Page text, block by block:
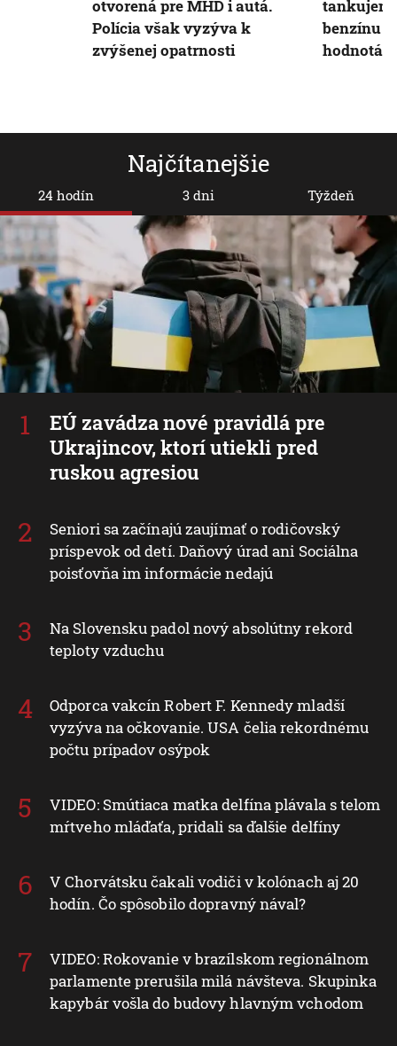
Najčítanejšie
24 hodín
EÚ zavádza nové pravidlá pre
Ukrajincov, ktorí utiekli pred
ruskou agresiou
Seniori sa začínajú zaujímať o rodičovský
príspevok od detí. Daňový úrad ani Sociálna
poisťovňa im informácie nedajú
Na Slovensku padol nový absolútny rekord
teploty vzduchu
Odporca vakcín Robert F. Kennedy mladší
vyzýva na očkovanie. USA čelia rekordnému
počtu prípadov osýpok
VIDEO: Smútiaca matka delfína plávala s telom
mŕtveho mláďaťa, pridali sa ďalšie delfíny
V Chorvátsku čakali vodiči v kolónach aj 20
hodín. Čo spôsobilo dopravný nával?
VIDEO: Rokovanie v brazílskom regionálnom
parlamente prerušila milá návšteva. Skupinka
kapybár vošla do budovy hlavným vchodom
3 dni Týždeň
otvorená pre MHD i autá.
Polícia však vyzýva k
zvýšenej opatrnosti
benzínu